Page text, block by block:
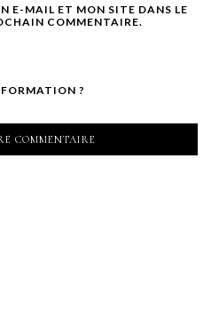
E-MAIL ET MON SITE DANS LE
COMMENTAIRE.
?